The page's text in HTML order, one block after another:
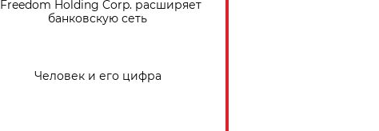
Freedom Holding Corp. расширяет
банковскую сеть
Человек и его цифра